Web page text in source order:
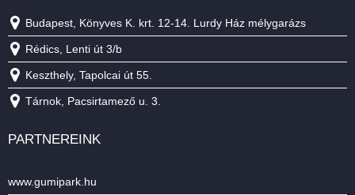
Budapest, Könyves K. krt. 12-14. Lurdy Ház mélygarázs
Rédics, Lenti út 3/b
Keszthely, Tapolcai út 55.
Tárnok, Pacsirtamező u. 3.
PARTNEREINK
www.gumipark.hu